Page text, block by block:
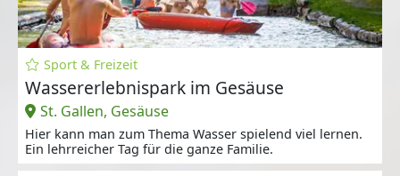
Sport & Freizeit
Wassererlebnispark im Gesäuse
St. Gallen, Gesäuse
Hier kann man zum Thema Wasser spielend viel lernen.
Ein lehrreicher Tag für die ganze Familie.